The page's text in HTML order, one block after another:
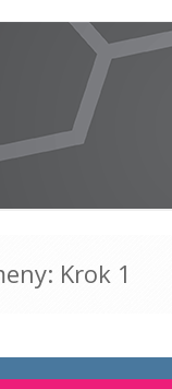
Krok 1